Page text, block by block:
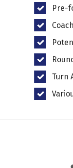
Pre-
Turn